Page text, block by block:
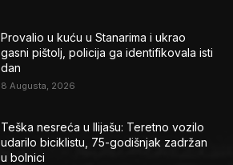
Provalio u kuću u Stanarima i ukrao
gasni pištolj, policija ga identifikovala isti
dan
8 Augusta, 2026
Teška nesreća u Ilijašu: Teretno vozilo
udarilo biciklistu, 75-godišnjak zadržan
u bolnici